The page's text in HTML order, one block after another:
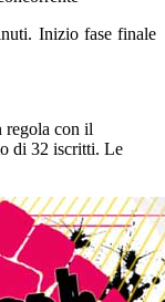
Inizio fase finale
regola con il
di 32 iscritti. Le